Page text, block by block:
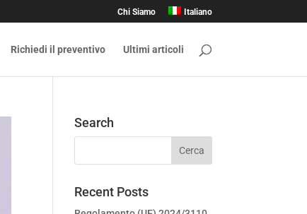
Chi Siamo Italiano
Richiedi il preventivo Ultimi articoli
Search
Recent Posts